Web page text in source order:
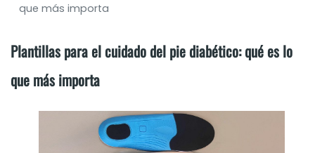
que más importa
Plantillas para el cuidado del pie diabético: qué es lo
que más importa